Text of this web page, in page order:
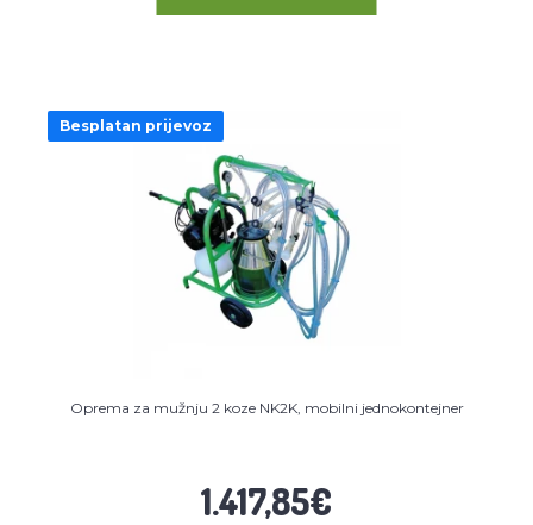
Besplatan prijevoz
Oprema za mužnju 2 koze NK2K, mobilni jednokontejner
1.417,85€